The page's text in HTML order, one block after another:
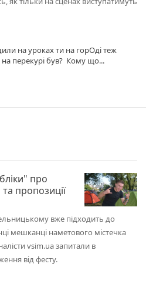
на уроках ти на горОді теж
перекурі був? Кому що...
про
пропозиції
вже підходить до
мешканці наметового містечка
vsim.ua запитали в
від фесту.